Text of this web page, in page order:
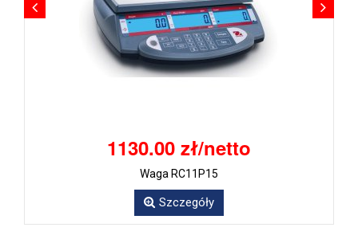
1130.00 zł/netto
Waga RC11P15
Szczegóły